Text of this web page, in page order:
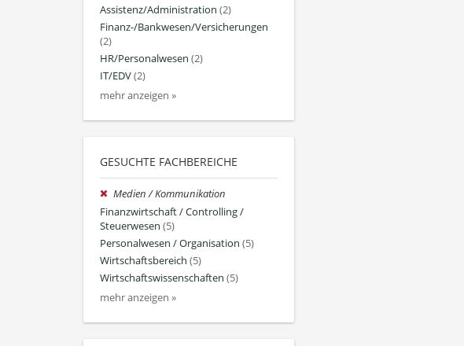
Assistenz/Administration (2)
Finanz-/Bankwesen/Versicherungen
(2)
HR/Personalwesen (2)
IT/EDV(2)
mehr anzeigen »
GESUCHTE FACHBEREICHE
Medien / Kommunikation
Finanzwirtschaft / Controlling /
Steuerwesen (5)
Personalwesen / Organisation (5)
Wirtschaftsbereich (5)
Wirtschaftswissenschaften (5)
mehr anzeigen »